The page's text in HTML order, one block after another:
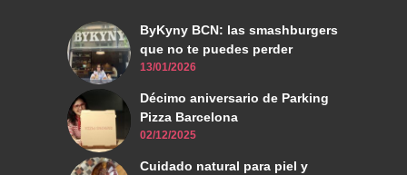
ByKyny BCN: las smashburgers
que no te puedes perder
13/01/2026
Décimo aniversario de Parking
Pizza Barcelona
02/12/2025
Cuidado natural para piel y